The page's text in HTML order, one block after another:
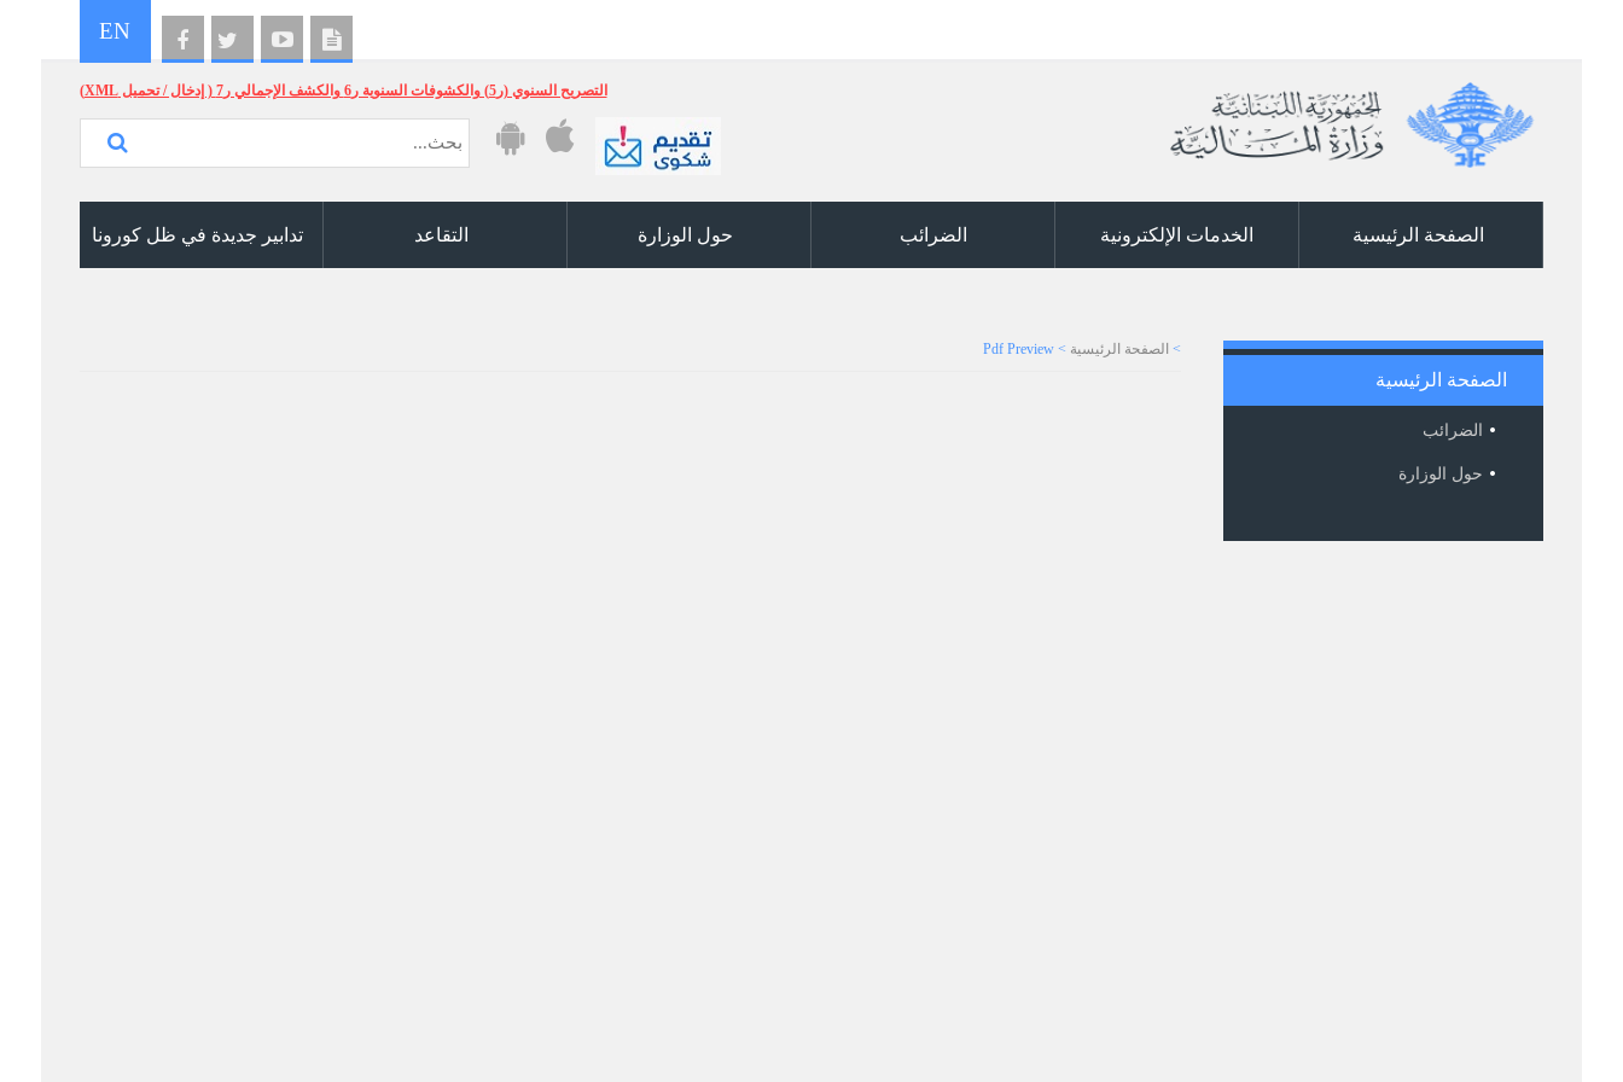
EN
التصريح السنوي (ر5) والكشوفات السنوية ر6 والكشف الإجمالي ر7 ( إدخال / تحميل XML)
الصفحة الرئيسية الخدمات الإلكترونية الضرائب حول الوزارة التقاعد تدابير جديدة في ظل كورونا
الصفحة الرئيسية
الضرائب
حول الوزارة
> الصفحة الرئيسية >
Pdf Preview